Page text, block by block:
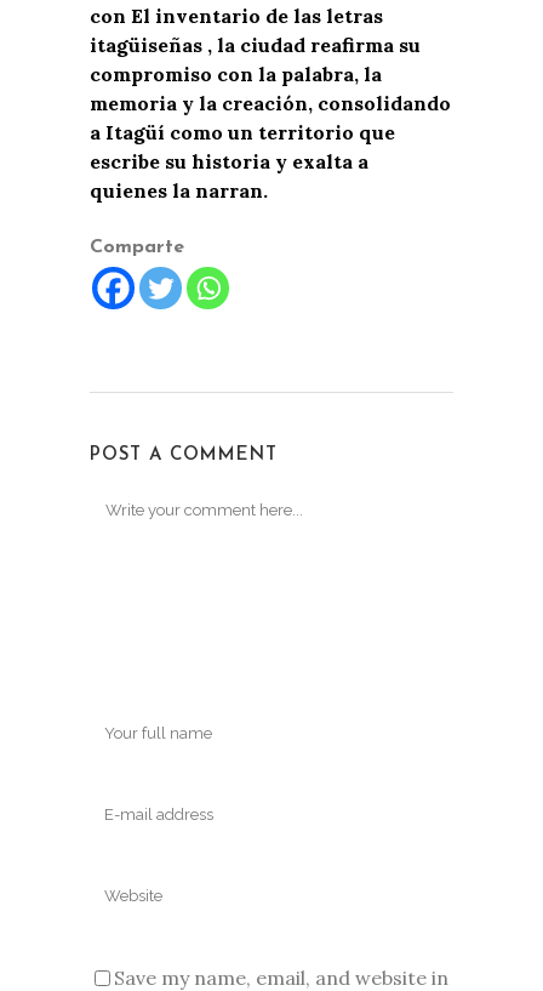
con El inventario de las letras
itagüiseñas , la ciudad reafirma su
compromiso con la palabra, la
memoria y la creación, consolidando
a Itagüí como un territorio que
escribe su historia y exalta a
quienes la narran.
Comparte
POST A COMMENT
Save my name, email, and website in